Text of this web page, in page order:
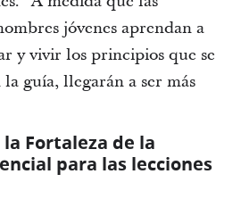
jóvenes aprendan a
y vivir los principios que se
guía, llegarán a ser más
la Fortaleza de la
para las lecciones